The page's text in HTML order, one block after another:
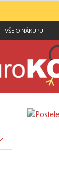
VŠE O NÁKUPU